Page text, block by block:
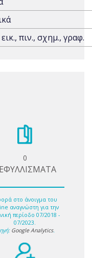
πιν., σχημ., γραφ.
0
στο άνοιγμα του
αναγνώστη για την
περίοδο 07/2018 -
07/2023.
Google Analytics.